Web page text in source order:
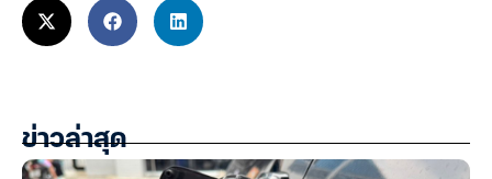
ข่าวล่าสุด